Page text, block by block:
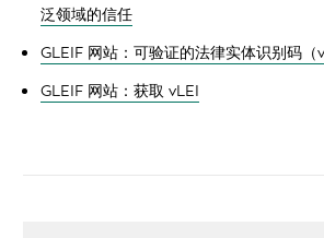
泛领域的信任
GLEIF 网站：可验证的法律实体识别码（
GLEIF 网站：获取 vLEI